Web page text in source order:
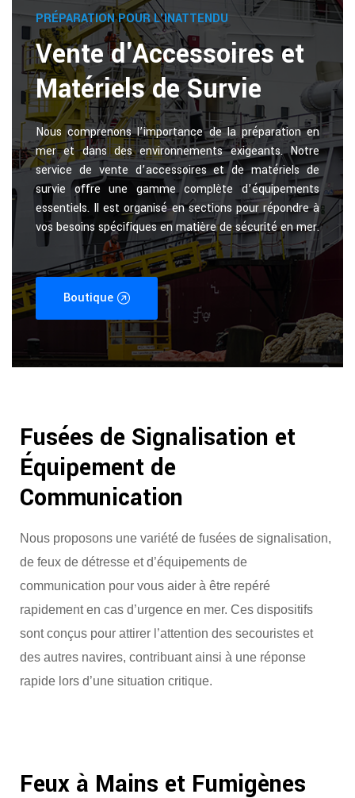
PRÉPARATION POUR L'INATTENDU
Vente d'Accessoires et
Matériels de Survie
Nous comprenons l’importance de la préparation en
mer et dans des environnements exigeants. Notre
service de vente d’accessoires et de matériels de
survie offre une gamme complète d’équipements
essentiels. Il est organisé en sections pour répondre à
vos besoins spécifiques en matière de sécurité en mer.
Boutique
Fusées de Signalisation et
Équipement de
Communication
Nous proposons une variété de fusées de signalisation,
de feux de détresse et d’équipements de
communication pour vous aider à être repéré
rapidement en cas d’urgence en mer. Ces dispositifs
sont conçus pour attirer l’attention des secouristes et
des autres navires, contribuant ainsi à une réponse
rapide lors d’une situation critique.
Feux à Mains et Fumigènes